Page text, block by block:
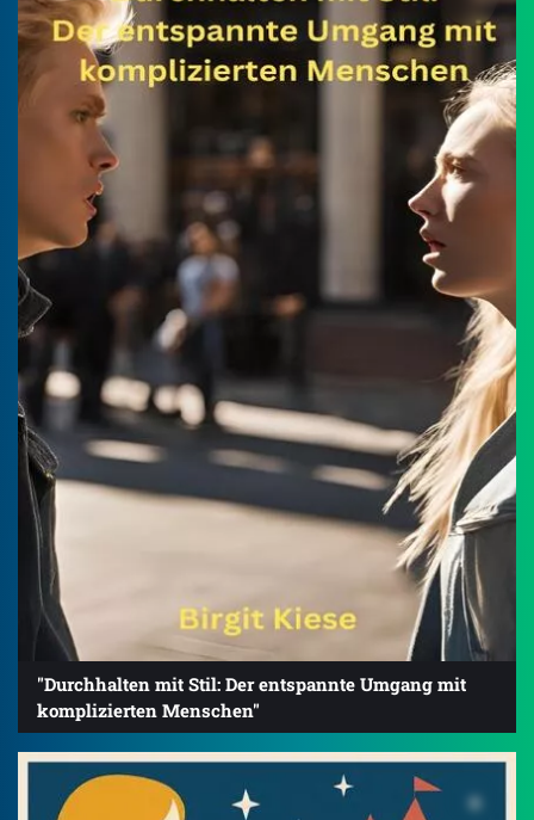
"Durchhalten mit Stil: Der entspannte Umgang mit
komplizierten Menschen"